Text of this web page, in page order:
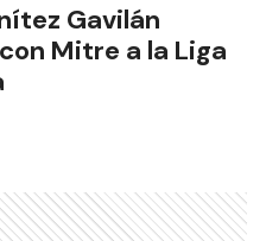
Gavilán
Mitre a la Liga